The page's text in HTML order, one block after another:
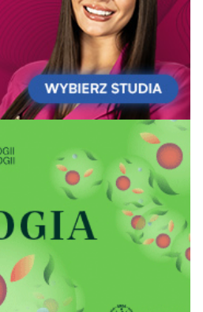
21 22 23
27 26 30 67,8
12 67,8
29 30 66,9